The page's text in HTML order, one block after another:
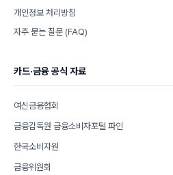
개인정보 처리방침
자주 묻는 질문 (FAQ)
카드·금융 공식 자료
여신금융협회
금융감독원 금융소비자포털 파인
한국소비자원
금융위원회